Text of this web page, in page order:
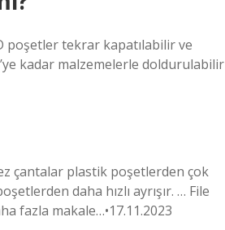
poşetler tekrar kapatılabilir ve
kadar malzemelerle doldurulabilir
çantalar plastik poşetlerden çok
daha hızlı ayrışır. … File
fazla makale…•17.11.2023